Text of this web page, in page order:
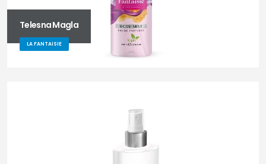
Telesna Magla
LA FANTAISIE